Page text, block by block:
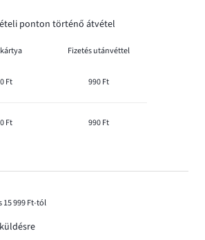
ponton történő átvétel
Fizetés utánvéttel
Ft 990 Ft
Ft 990 Ft
15 999 Ft-tól